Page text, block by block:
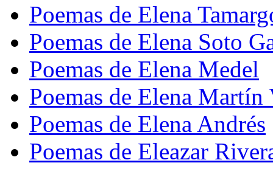
Poemas de Elena
Poemas de Elena Soto
Poemas de Elena Medel
Poemas de Elena
Poemas de Elena Andrés
Poemas de Eleazar